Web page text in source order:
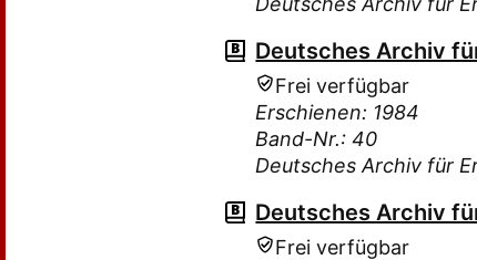
Deutsches Archiv
Frei verfügbar
Erschienen: 1984
Band-Nr.: 40
Deutsches Archiv für
Deutsches Archiv
Frei verfügbar